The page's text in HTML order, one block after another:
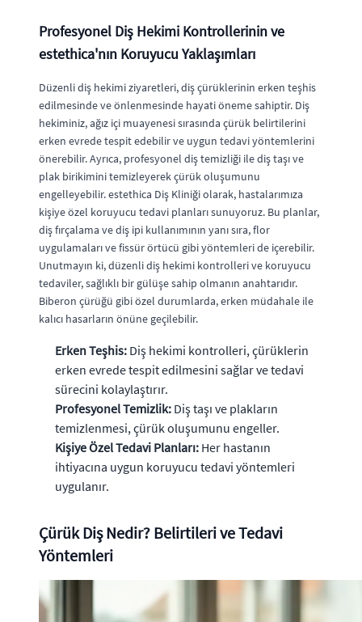
Profesyonel Diş Hekimi Kontrollerinin ve
estethica'nın Koruyucu Yaklaşımları
Düzenli diş hekimi ziyaretleri, diş çürüklerinin erken teşhis
edilmesinde ve önlenmesinde hayati öneme sahiptir. Diş
hekiminiz, ağız içi muayenesi sırasında çürük belirtilerini
erken evrede tespit edebilir ve uygun tedavi yöntemlerini
önerebilir. Ayrıca, profesyonel diş temizliği ile diş taşı ve
plak birikimini temizleyerek çürük oluşumunu
engelleyebilir. estethica Diş Kliniği olarak, hastalarımıza
kişiye özel koruyucu tedavi planları sunuyoruz. Bu planlar,
diş fırçalama ve diş ipi kullanımının yanı sıra, flor
uygulamaları ve fissür örtücü gibi yöntemleri de içerebilir.
Unutmayın ki, düzenli diş hekimi kontrolleri ve koruyucu
tedaviler, sağlıklı bir gülüşe sahip olmanın anahtarıdır.
Biberon çürüğü gibi özel durumlarda, erken müdahale ile
kalıcı hasarların önüne geçilebilir.
Erken Teşhis: Diş hekimi kontrolleri, çürüklerin
erken evrede tespit edilmesini sağlar ve tedavi
sürecini kolaylaştırır.
Profesyonel Temizlik: Diş taşı ve plakların
temizlenmesi, çürük oluşumunu engeller.
Kişiye Özel Tedavi Planları: Her hastanın
ihtiyacına uygun koruyucu tedavi yöntemleri
uygulanır.
Çürük Diş Nedir? Belirtileri ve Tedavi
Yöntemleri